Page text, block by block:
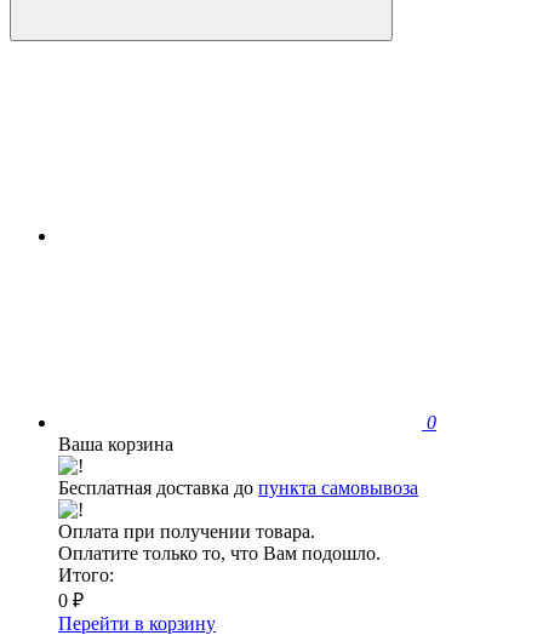
0
Ваша корзина
Бесплатная доставка до пункта самовывоза
Оплата при получении товара.
Оплатите только то, что Вам подошло.
Итого:
0 ₽
Перейти в корзину